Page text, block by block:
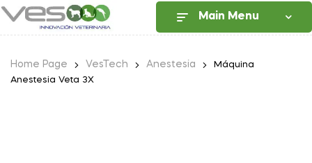
Main Menu
Home Page VesTech Anestesia
Máquina
Anestesia Veta 3X